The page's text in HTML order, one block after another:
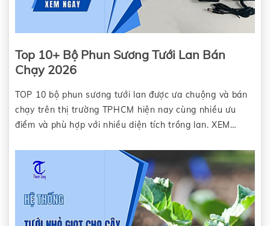
Top 10+ Bộ Phun Sương Tưới Lan Bán
Chạy 2026
TOP 10 bộ phun sương tưới lan được ưa chuộng và bán
chạy trên thị trường TPHCM hiện nay cùng nhiều ưu
điểm và phù hợp với nhiều diện tích trồng lan. XEM